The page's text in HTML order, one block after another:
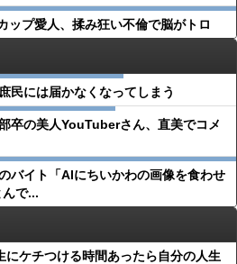
ップ愛人、揉み狂い不倫で脳がトロ
民には届かなくなってしまう
卒の美人YouTuberさん、直美でコメ
バイト「AIにちいかわの画像を食わせ
で...
にケチつける時間あったら自分の人生